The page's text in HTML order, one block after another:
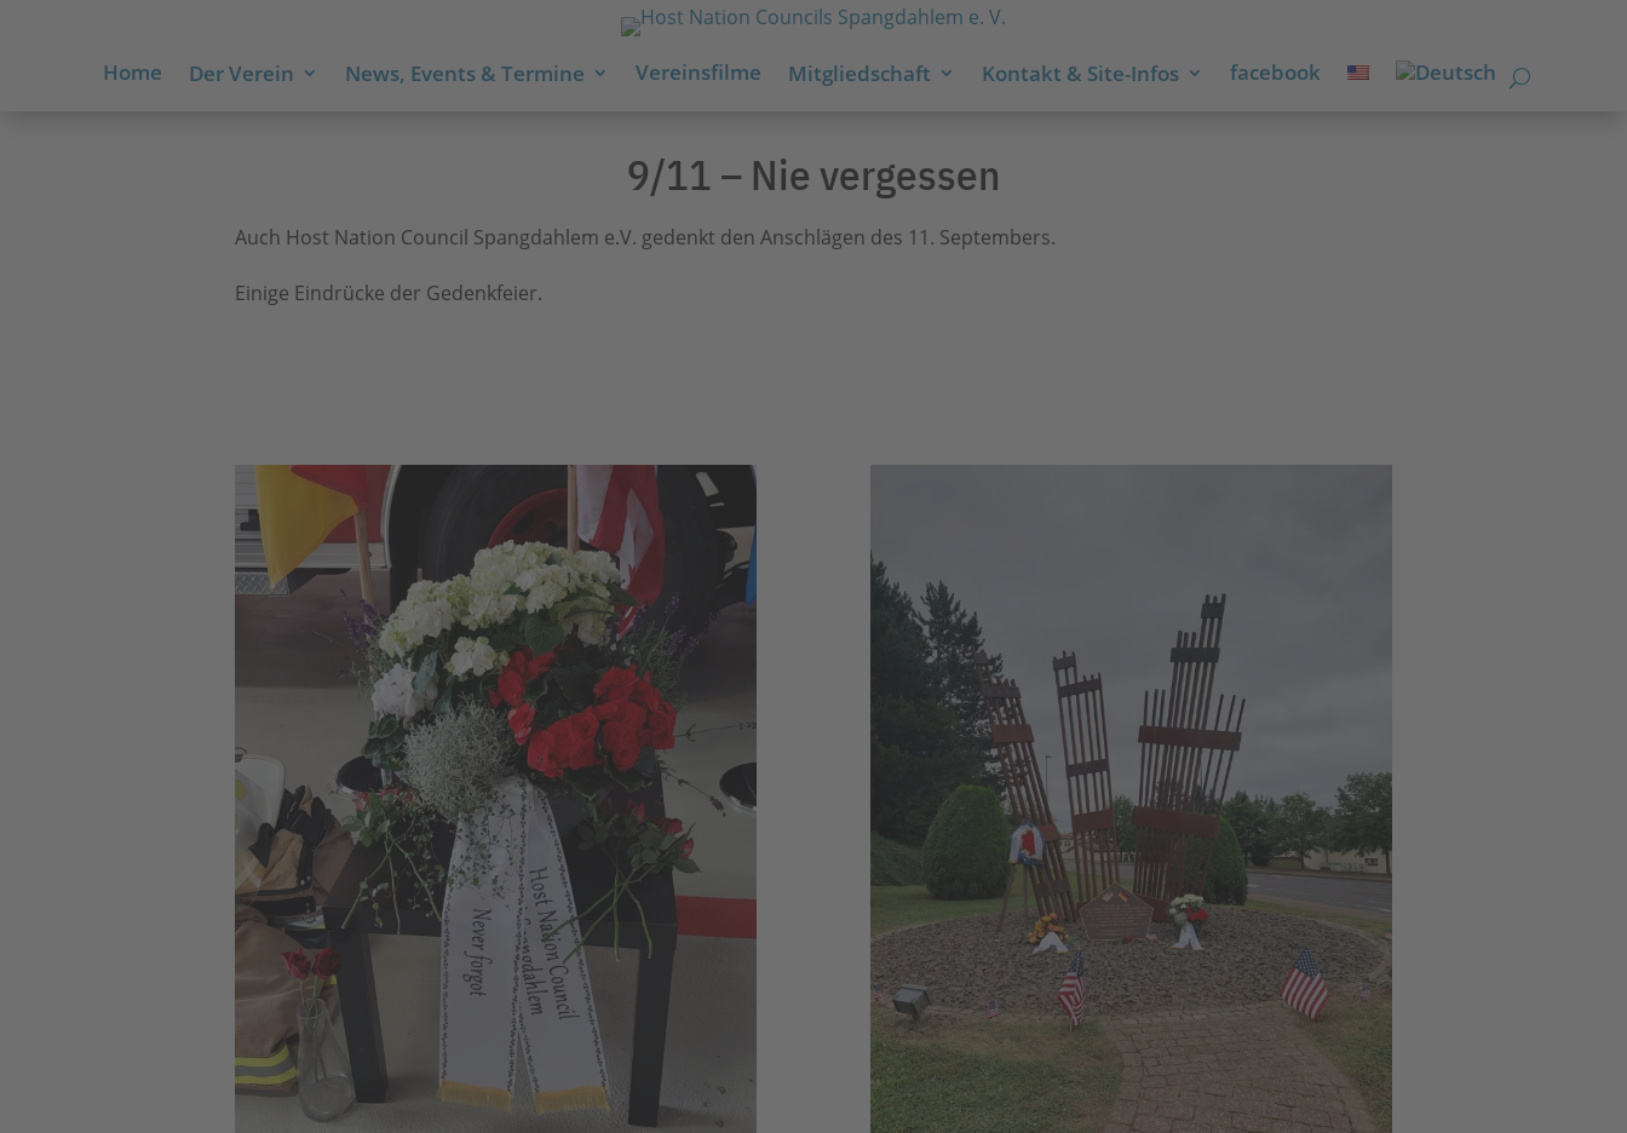
Home Der Verein News, Events & Termine Vereinsfilme Mitgliedschaft Kontakt & Site-Infos facebook
9/11 – Nie vergessen
Auch Host Nation Council Spangdahlem e.V. gedenkt den Anschlägen des 11. Septembers.
Einige Eindrücke der Gedenkfeier.